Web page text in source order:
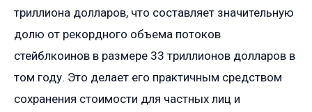
триллиона долларов, что составляет значительную
долю от рекордного объема потоков
стейблкоинов в размере 33 триллионов долларов в
том году. Это делает его практичным средством
сохранения стоимости для частных лиц и